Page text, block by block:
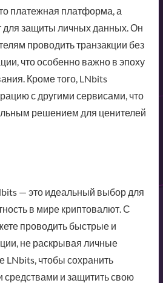
платежная платформа, а
защиты личных данных. Он
проводить транзакции без
что особенно важно в эпоху
Кроме того, LNbits
с другими сервисами, что
решением для ценителей
— это идеальный выбор для
в мире криптовалют. С
проводить быстрые и
не раскрывая личные
LNbits, чтобы сохранить
средствами и защитить свою